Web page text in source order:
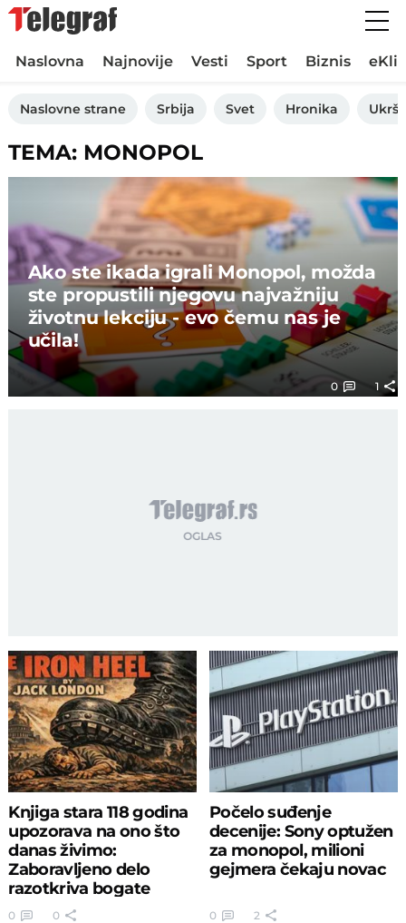
Naslovna Najnovije Vesti Sport Biznis
Naslovne strane Srbija Svet Hronika
TEMA: MONOPOL
Ako ste ikada igrali Monopol, možda
ste propustili njegovu najvažniju
životnu lekciju - evo čemu nas je
učila!
0 1
Knjiga stara 118 godina
upozorava na ono što
danas živimo:
Zaboravljeno delo
razotkriva bogate
vladare sveta?
0 0
Počelo suđenje
decenije: Sony optužen
za monopol, milioni
gejmera čekaju novac
0 2